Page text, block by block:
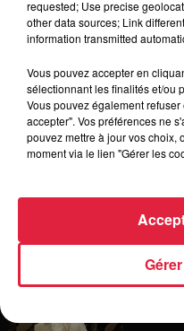
6 août 2026
Tags
6 août
Au zoo
6 août 2026
Les
requested; Use precise
other data sources; Link
information transmitted
Vous pouvez accepter en
sélectionnant les finalités et/ou
Vous pouvez également
accepter". Vos préférences ne
pouvez mettre à jour vos choix,
moment via le lien "Gérer les